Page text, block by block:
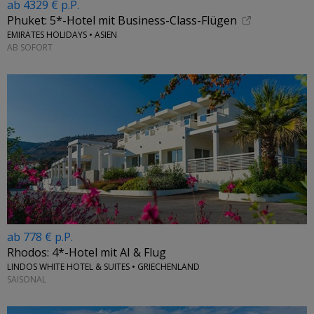
ab 4329 € p.P.
Phuket: 5*-Hotel mit Business-Class-Flügen
EMIRATES HOLIDAYS • ASIEN
AB SOFORT
ab 778 € p.P.
Rhodos: 4*-Hotel mit AI & Flug
LINDOS WHITE HOTEL & SUITES • GRIECHENLAND
SAISONAL